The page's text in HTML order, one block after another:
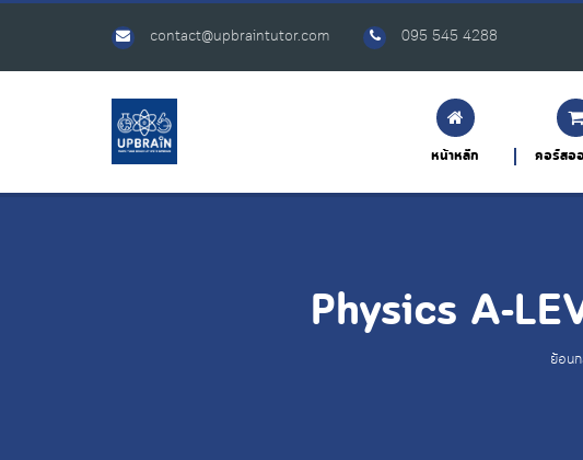
contact@upbraintutor.com 095 545 4288
หน้าหลัก คอร์สอ
Physics A-
ย้อน